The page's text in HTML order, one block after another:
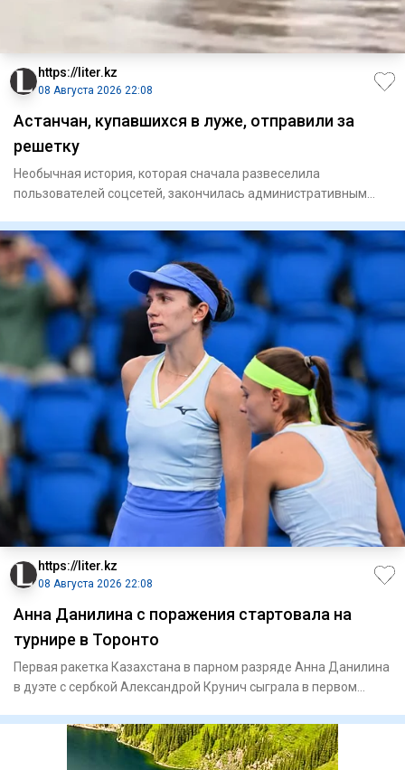
https://liter.kz
08 Августа 2026 22:08
Астанчан, купавшихся в луже, отправили за
решетку
Необычная история, которая сначала развеселила
пользователей соцсетей, закончилась административным
https://liter.kz
08 Августа 2026 22:08
Анна Данилина с поражения стартовала на
турнире в Торонто
Первая ракетка Казахстана в парном разряде Анна Данилина
в дуэте с сербкой Александрой Крунич сыграла в первом